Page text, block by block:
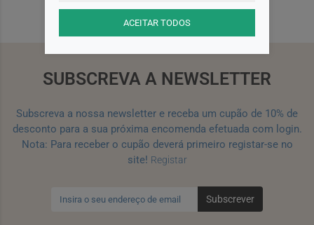
SUBSCREVA A NEWSLETTER
Subscreva a nossa newsletter e receba um cupão de 10% de
desconto para a sua próxima encomenda efetuada com login.
Nota: Para receber o cupão deverá primeiro registar-se no
site! Registar
Subscrever
ACEITAR TODOS